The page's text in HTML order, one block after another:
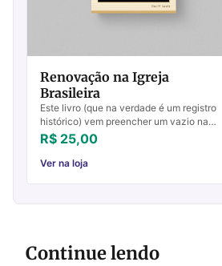
Renovação na Igreja
Brasileira
Este livro (que na verdade é um registro
histórico) vem preencher um vazio na
história dos evangélicos no Brasil. Cobre
um período extremamente rico e abenço...
R$ 25,00
Ver na loja
Continue lendo